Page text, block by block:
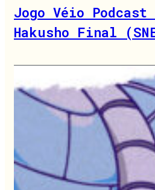
Jogo Véio Podcast
Hakusho Final